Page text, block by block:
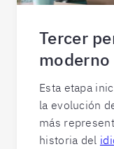
Tercer
moderno
Esta etapa
la evolución
más
historia del